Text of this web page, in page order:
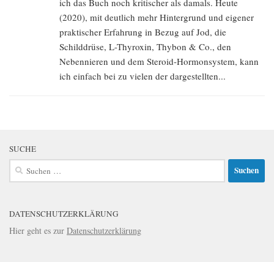
(2020), mit deutlich mehr Hintergrund und eigener
praktischer Erfahrung in Bezug auf Jod, die
Schilddrüse, L-Thyroxin, Thybon & Co., den
Nebennieren und dem Steroid-Hormonsystem, kann
ich einfach bei zu vielen der dargestellten...
SUCHE
Suchen
DATENSCHUTZERKLÄRUNG
Hier geht es zur Datenschutzerklärung